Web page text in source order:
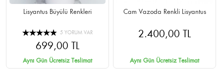
Lisyantus Büyülü Renkleri
5 YORUM VAR
699,00 TL
Aynı Gün Ücretsiz Teslimat
Cam Vazoda Renkli Lisyantus
2.400,00 TL
Aynı Gün Ücretsiz Teslimat